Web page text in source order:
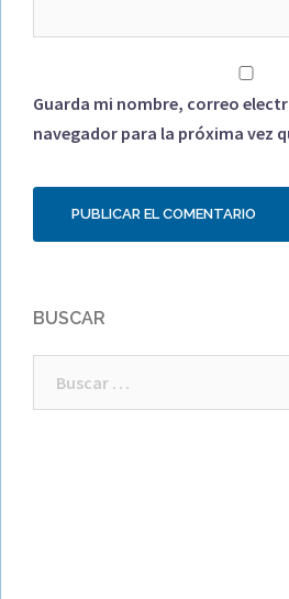
Guarda mi nombre, correo
navegador para la próxima vez
BUSCAR